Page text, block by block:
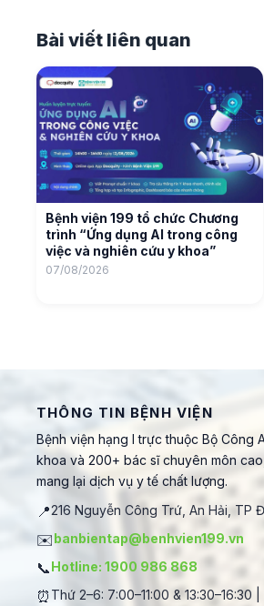
Bài viết liên quan
Bệnh viện 199 tổ chức Chương
trình “Ứng dụng AI trong công
việc và nghiên cứu y khoa”
07/08/2026
THÔNG TIN BỆNH VIỆN
Bệnh viện hạng I trực thuộc Bộ Công
khoa và 200+ bác sĩ chuyên môn
mang lại dịch vụ y tế chất lượng.
📍216 Nguyễn Công Trứ, An Hải, TP
✉️banbientap@benhvien199.vn
📞Hotline: 1900 986 868
⏰ Thứ 2–6: 7:00–11:00 & 13:30–16:30